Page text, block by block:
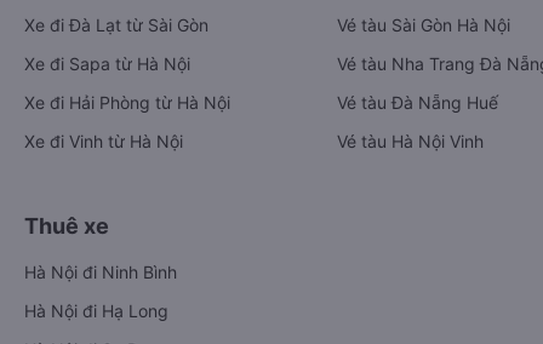
Xe đi Đà Lạt từ Sài Gòn
Xe đi Sapa từ Hà Nội
Xe đi Hải Phòng từ Hà Nội
Xe đi Vinh từ Hà Nội
Vé tàu Sài Gòn Hà Nội
Vé tàu Nha Trang Đà
Vé tàu Đà Nẵng Huế
Vé tàu Hà Nội Vinh
Thuê xe
Hà Nội đi Ninh Bình
Hà Nội đi Hạ Long